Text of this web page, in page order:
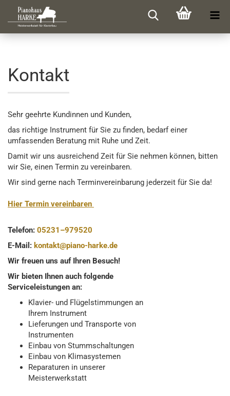
Kontakt
Sehr geehrte Kundinnen und Kunden,
das richtige Instrument für Sie zu finden, bedarf einer
umfassenden Beratung mit Ruhe und Zeit.
Damit wir uns ausreichend Zeit für Sie nehmen können, bitten
wir Sie, einen Termin zu vereinbaren.
Wir sind gerne nach Terminvereinbarung jederzeit für Sie da!
Hier Termin vereinbaren
Telefon: 05231–979520
E-Mail: kontakt@piano-harke.de
Wir freuen uns auf Ihren Besuch!
Wir bieten Ihnen auch folgende
Serviceleistungen an:
Klavier- und Flügelstimmungen an
Ihrem Instrument
Lieferungen und Transporte von
Instrumenten
Einbau von Stummschaltungen
Einbau von Klimasystemen
Reparaturen in unserer
Meisterwerkstatt